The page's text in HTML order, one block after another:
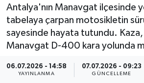
Antalya'nın Manavgat ilçesinde
tabelaya çarpan motosikletin
sayesinde hayata tutundu.
Manavgat D-400 kara yolunda
06.07.2026 - 14:58
YAYINLANMA
07.07.2026 - 09:23
GÜNCELLEME
Haber Arşivi